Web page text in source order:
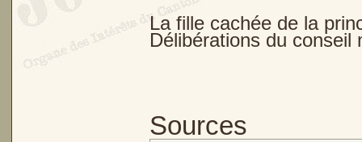
La fille cachée de la
Délibérations du
Sources